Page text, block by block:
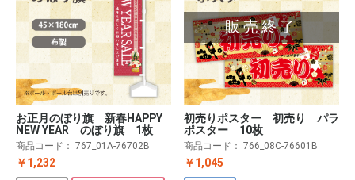
お正月のぼり旗 新春HAPPY
NEW YEAR のぼり旗 1枚
商品コード： 767_01A-76702B
￥1,232
販売終了
初売りポスター 初売り パラ
ポスター 10枚
商品コード： 766_08C-76601B
￥1,045